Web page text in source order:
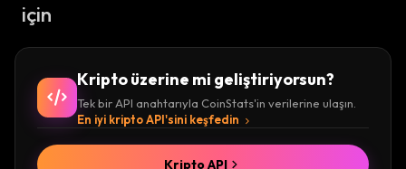
için
Kripto üzerine mi geliştiriyorsun?
Tek bir API anahtarıyla CoinStats'in verilerine ulaşın.
En iyi kripto API'sini keşfedin
Kripto API